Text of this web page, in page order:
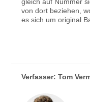
von dort beziehen,
es sich um original
Verfasser:Tom